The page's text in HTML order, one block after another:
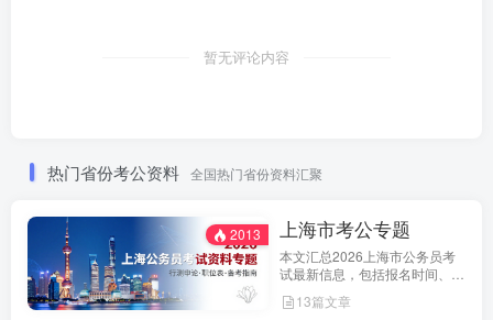
暂无评论内容
热门省份考公资料 全国热门省份资料汇聚
2013 上海市考公专题
本文汇总2026上海市公务员考
试最新信息，包括报名时间、招
测申论备考指南。通过政策解读
13篇文章